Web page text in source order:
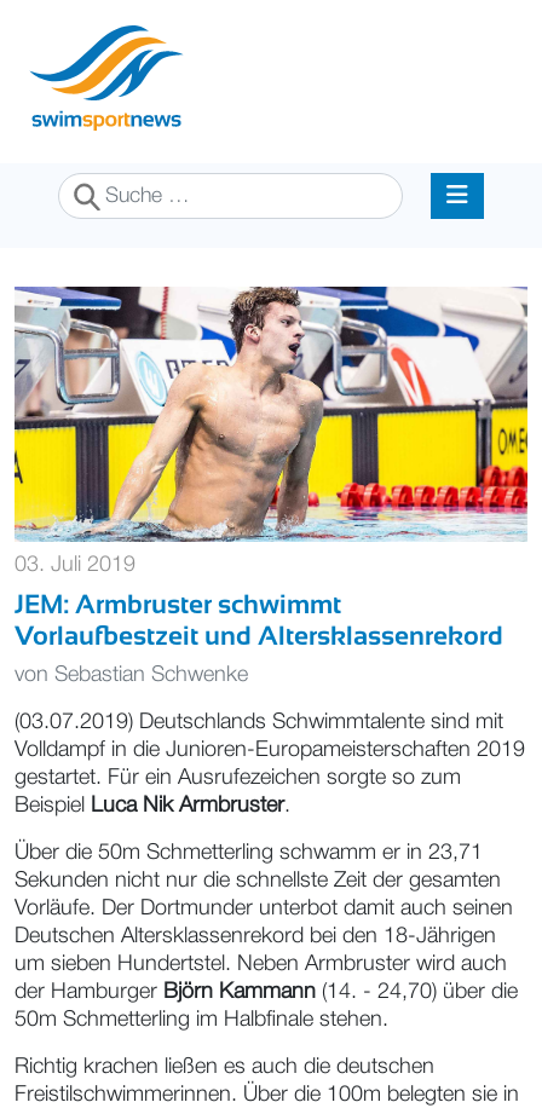
Suchen
03. Juli 2019
JEM: Armbruster schwimmt
Vorlaufbestzeit und Altersklassenrekord
von Sebastian Schwenke
(03.07.2019) Deutschlands Schwimmtalente sind mit
Volldampf in die Junioren-Europameisterschaften 2019
gestartet. Für ein Ausrufezeichen sorgte so zum
Beispiel
Luca Nik Armbruster.
Über die 50m Schmetterling schwamm er in 23,71
Sekunden nicht nur die schnellste Zeit der gesamten
Vorläufe. Der Dortmunder unterbot damit auch seinen
Deutschen Altersklassenrekord bei den 18-Jährigen
um sieben Hundertstel. Neben Armbruster wird auch
der Hamburger Björn Kammann (14. - 24,70) über die
50m Schmetterling im Halbfinale stehen.
Richtig krachen ließen es auch die deutschen
Freistilschwimmerinnen. Über die 100m belegten sie in